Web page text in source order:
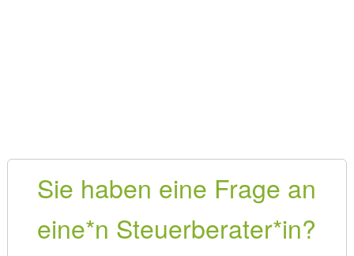
Sie haben eine Frage an
eine*n Steuerberater*in?